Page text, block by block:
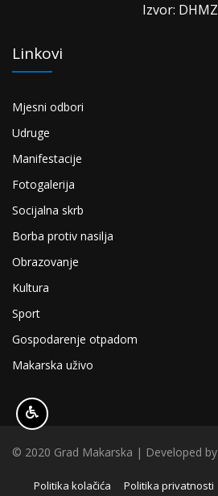
Izvor: DHMZ
Linkovi
Mjesni odbori
Udruge
Manifestacije
Fotogalerija
Socijalna skrb
Borba protiv nasilja
Obrazovanje
Kultura
Sport
Gospodarenje otpadom
Makarska uživo
© 2020 Grad Makarska | Developed by
Politika kolačića Politika privatnosti